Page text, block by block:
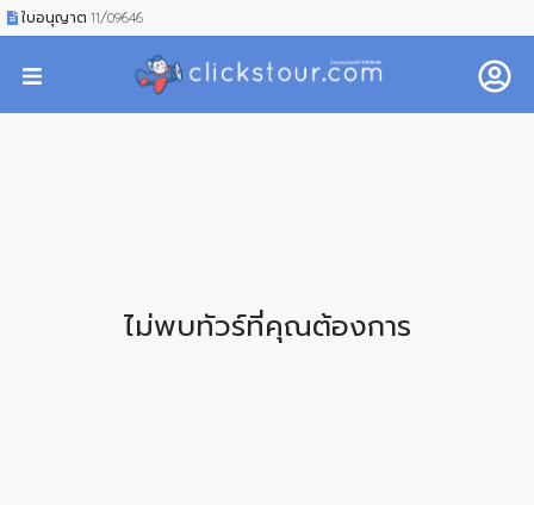
ใบอนุญาต 11/09646
ไม่พบทัวร์ที่คุณต้องการ